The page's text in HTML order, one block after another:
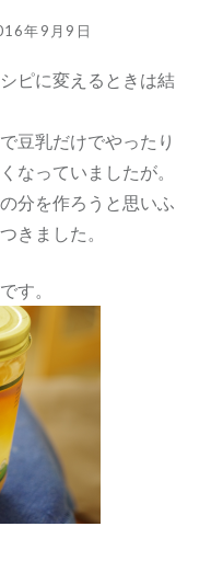
年9月9日
ピに変えるときは結
豆乳だけでやったり
なっていましたが。
分を作ろうと思いふ
きました。
す。